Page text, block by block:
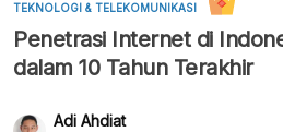
TEKNOLOGI & TELEKOMUNIKASI
Penetrasi Internet di
dalam 10 Tahun Terakhir
Adi Ahdiat